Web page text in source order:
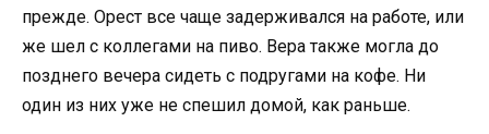
прежде. Орест все чаще задерживался на работе, или
же шел с коллегами на пиво. Вера также могла до
позднего вечера сидеть с подругами на кофе. Ни
один из них уже не спешил домой, как раньше.